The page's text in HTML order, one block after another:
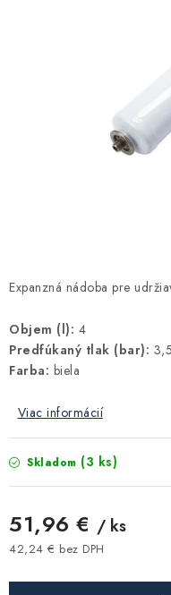
Kúrenie a chladenie
Vetranie a
Kúpeľňa a sanita
Spojovací materiál
Akcie, Zľavy
Expanzná nádoba pre
Objem (l): 4
Predfúkaný tlak (bar): 3,5
Farba: biela
Viac informácií
Skladom (3 ks)
51,96 € / ks
42,24 € bez DPH